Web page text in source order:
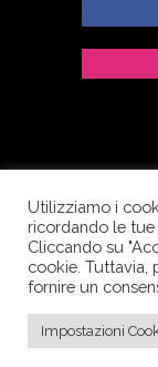
©
Corso
Seo
Utilizziamo i
ricordando le tue
Cliccando su
cookie. Tuttavia,
fornire un
Impostazioni